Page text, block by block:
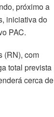
próximo a
iniciativa do
PAC.
(RN), com
total prevista
cerca de